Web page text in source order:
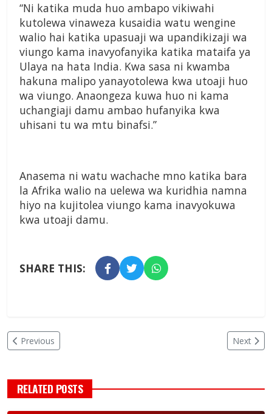
“Ni katika muda huo ambapo vikiwahi
kutolewa vinaweza kusaidia watu wengine
walio hai katika upasuaji wa upandikizaji wa
viungo kama inavyofanyika katika mataifa ya
Ulaya na hata India. Kwa sasa ni kwamba
hakuna malipo yanayotolewa kwa utoaji huo
wa viungo. Anaongeza kuwa huo ni kama
uchangiaji damu ambao hufanyika kwa
uhisani tu wa mtu binafsi.”
Anasema ni watu wachache mno katika bara
la Afrika walio na uelewa wa kuridhia namna
hiyo na kujitolea viungo kama inavyokuwa
kwa utoaji damu.
SHARE THIS:
Previous Next
RELATED POSTS